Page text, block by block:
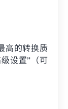
高的转换质
设置”（可